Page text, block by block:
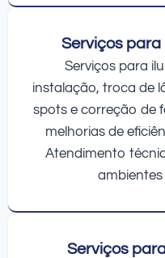
Serviços
Serviços para
instalação, troca de
spots e correção de
melhorias de
Atendimento
ambientes
Serviços